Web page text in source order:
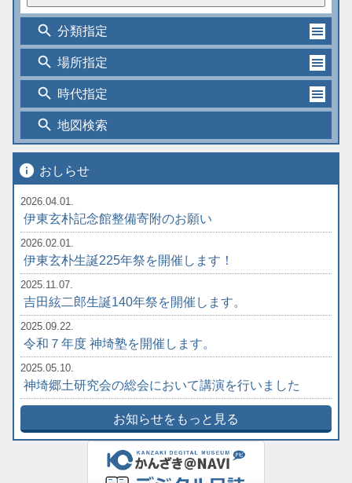
search 分類指定
search 場所指定
search 時代指定
search 地図検索
info おしらせ
2026.04.01.
伊東玄朴記念館整備寄附のお願い
2026.02.01.
伊東玄朴生誕225年祭を開催します！
2025.11.07.
吉田絃二郎生誕140年祭を開催します。
2025.09.22.
令和７年度 神埼塾を開催します。
2025.05.10.
神埼郷土研究会の総会において講演を行いました
お知らせをもっと見る